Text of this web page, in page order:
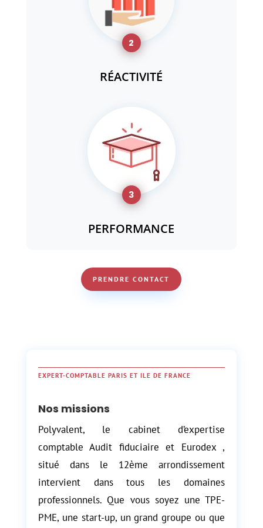
2
RÉACTIVITÉ
3
PERFORMANCE
PRENDRE CONTACT
EXPERT-COMPTABLE PARIS ET ILE DE FRANCE
Nos missions
Polyvalent, le cabinet d’expertise
comptable Audit fiduciaire et Eurodex ,
situé dans le 12ème arrondissement
intervient dans tous les domaines
professionnels. Que vous soyez une TPE-
PME, une start-up, un grand groupe ou que